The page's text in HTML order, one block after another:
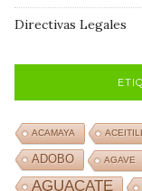
Directivas Legales
ACAMAYA
ADOBO AGAVE
AGUACATE